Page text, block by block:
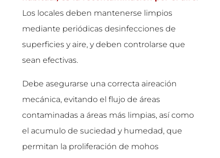
Los locales deben mantenerse limpios
mediante periódicas desinfecciones de
superficies y aire, y deben controlarse que
sean efectivas.
Debe asegurarse una correcta aireación
mecánica, evitando el flujo de áreas
contaminadas a áreas más limpias, así como
el acumulo de suciedad y humedad, que
permitan la proliferación de mohos